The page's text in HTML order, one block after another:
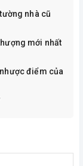
nhà cũ
mới nhất
điểm của